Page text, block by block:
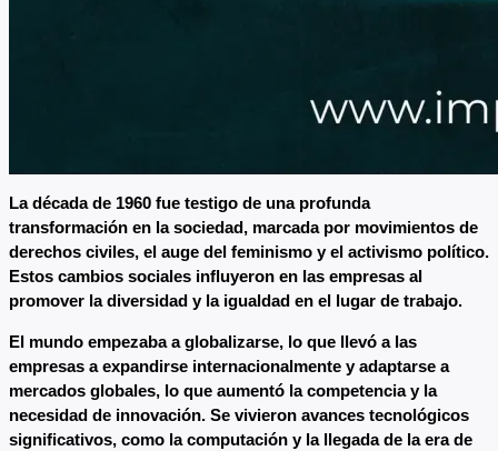
La década de 1960 fue testigo de una profunda
transformación en la sociedad, marcada por movimientos de
derechos civiles, el auge del feminismo y el activismo político.
Estos cambios sociales influyeron en las empresas al
promover la diversidad y la igualdad en el lugar de trabajo.
El mundo empezaba a globalizarse, lo que llevó a las
empresas a expandirse internacionalmente y adaptarse a
mercados globales, lo que aumentó la competencia y la
necesidad de innovación. Se vivieron avances tecnológicos
significativos, como la computación y la llegada de la era de